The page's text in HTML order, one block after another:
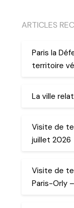
ARTICLES
Paris la
territoire
La ville
Visite de
juillet 2026
Visite de
Paris-Orly